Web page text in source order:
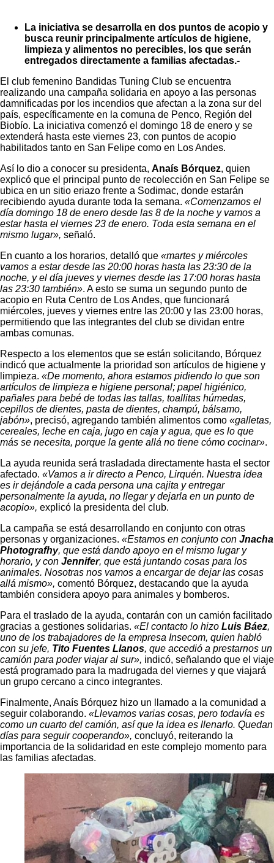
La iniciativa se desarrolla en dos puntos de acopio y
busca reunir principalmente artículos de higiene,
limpieza y alimentos no perecibles, los que serán
entregados directamente a familias afectadas.-
El club femenino Bandidas Tuning Club se encuentra
realizando una campaña solidaria en apoyo a las personas
damnificadas por los incendios que afectan a la zona sur del
país, específicamente en la comuna de Penco, Región del
Biobío. La iniciativa comenzó el domingo 18 de enero y se
extenderá hasta este viernes 23, con puntos de acopio
habilitados tanto en San Felipe como en Los Andes.
Así lo dio a conocer su presidenta, Anaís Bórquez, quien
explicó que el principal punto de recolección en San Felipe se
ubica en un sitio eriazo frente a Sodimac, donde estarán
recibiendo ayuda durante toda la semana. «Comenzamos el
día domingo 18 de enero desde las 8 de la noche y vamos a
estar hasta el viernes 23 de enero. Toda esta semana en el
mismo lugar», señaló.
En cuanto a los horarios, detalló que «martes y miércoles
vamos a estar desde las 20:00 horas hasta las 23:30 de la
noche, y el día jueves y viernes desde las 17:00 horas hasta
las 23:30 también». A esto se suma un segundo punto de
acopio en Ruta Centro de Los Andes, que funcionará
miércoles, jueves y viernes entre las 20:00 y las 23:00 horas,
permitiendo que las integrantes del club se dividan entre
ambas comunas.
Respecto a los elementos que se están solicitando, Bórquez
indicó que actualmente la prioridad son artículos de higiene y
limpieza. «De momento, ahora estamos pidiendo lo que son
artículos de limpieza e higiene personal; papel higiénico,
pañales para bebé de todas las tallas, toallitas húmedas,
cepillos de dientes, pasta de dientes, champú, bálsamo,
jabón», precisó, agregando también alimentos como «galletas,
cereales, leche en caja, jugo en caja y agua, que es lo que
más se necesita, porque la gente allá no tiene cómo cocinar».
La ayuda reunida será trasladada directamente hasta el sector
afectado. «Vamos a ir directo a Penco, Lirquén. Nuestra idea
es ir dejándole a cada persona una cajita y entregar
personalmente la ayuda, no llegar y dejarla en un punto de
acopio», explicó la presidenta del club.
La campaña se está desarrollando en conjunto con otras
personas y organizaciones. «Estamos en conjunto con Jnacha
Photografhy, que está dando apoyo en el mismo lugar y
horario, y con Jennifer, que está juntando cosas para los
animales. Nosotras nos vamos a encargar de dejar las cosas
allá mismo», comentó Bórquez, destacando que la ayuda
también considera apoyo para animales y bomberos.
Para el traslado de la ayuda, contarán con un camión facilitado
gracias a gestiones solidarias. «El contacto lo hizo Luis Báez,
uno de los trabajadores de la empresa Insecom, quien habló
con su jefe, Tito Fuentes Llanos, que accedió a prestarnos un
camión para poder viajar al sur», indicó, señalando que el viaje
está programado para la madrugada del viernes y que viajará
un grupo cercano a cinco integrantes.
Finalmente, Anaís Bórquez hizo un llamado a la comunidad a
seguir colaborando. «Llevamos varias cosas, pero todavía es
como un cuarto del camión, así que la idea es llenarlo. Quedan
días para seguir cooperando», concluyó, reiterando la
importancia de la solidaridad en este complejo momento para
las familias afectadas.